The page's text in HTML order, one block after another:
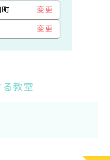
変更
変更
教室